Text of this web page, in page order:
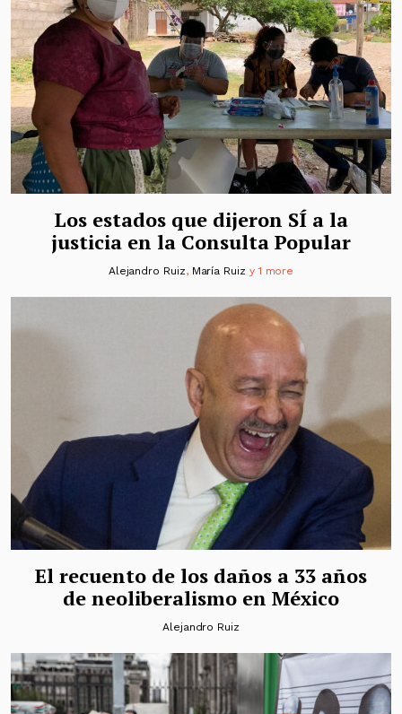
Los estados que dijeron SÍ a la
justicia en la Consulta Popular
Alejandro Ruiz, María Ruiz y 1 more
El recuento de los daños a 33 años
de neoliberalismo en México
Alejandro Ruiz